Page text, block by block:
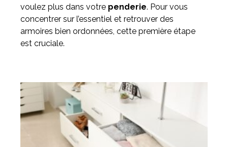
voulez plus dans votre penderie. Pour vous
concentrer sur l’essentiel et retrouver des
armoires bien ordonnées, cette première étape
est cruciale.